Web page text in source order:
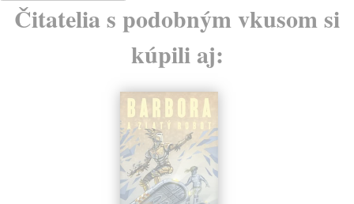
Čitatelia s podobným vkusom si
kúpili aj: